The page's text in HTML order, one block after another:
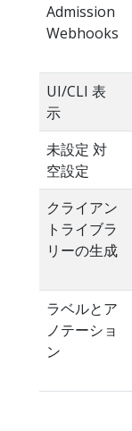
Admission
Webhooks
UI/CLI 表
示
未設定 対
空設定
クライアン
トライブラ
リーの生成
ラベルとア
ノテーショ
ン